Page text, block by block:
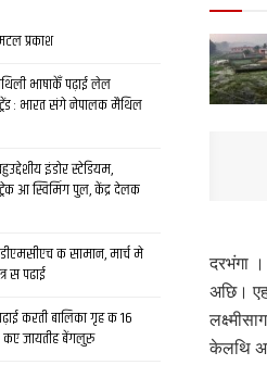
दरभंगा
अछि।
केलथि
प्रकाश
भाषाकेँ पढ़ाई लेल
: भारत संगे नेपालक मैथिल
इंडोर स्‍टेडि‍यम,
आ स्विमिंग पुल, केंद्र देलक
क सामान, मार्च मे
स पढाई
करती बालिका गृह क 16
कए जायतीह बेंगलुरु